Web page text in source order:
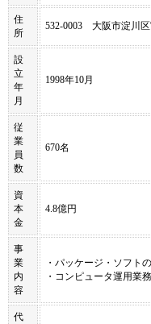
住
所
532-0003 大阪市淀川区
設
立
年
月
1998年10月
従
業
員
数
670名
資
本
金
4.8億円
事
業
内
容
・パッケージ・ソフト
・コンピュータ運用業
代